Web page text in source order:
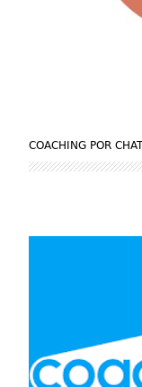
COACHING POR